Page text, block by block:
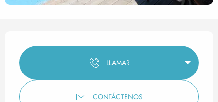
Horarios y datos de
LLAMAR
CONTÁCTENOS